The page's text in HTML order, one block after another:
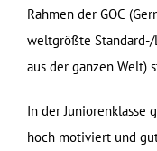
Rahmen der GOC
weltgrößte Standard-/
aus der ganzen Welt)
In der Juniorenklasse
hoch motiviert und